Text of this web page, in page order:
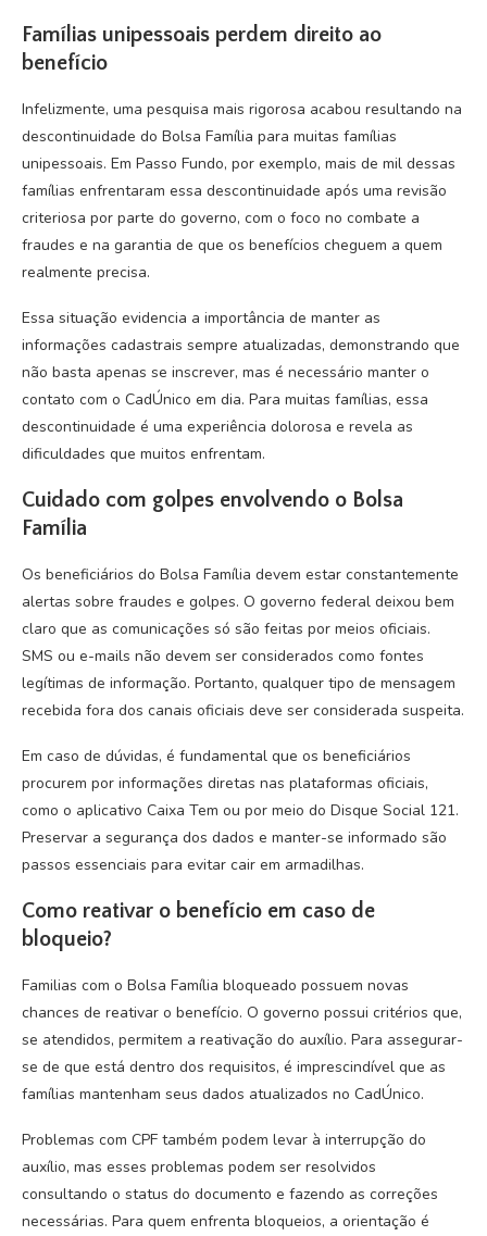
Famílias unipessoais perdem direito ao
benefício
Infelizmente, uma pesquisa mais rigorosa acabou resultando na
descontinuidade do Bolsa Família para muitas famílias
unipessoais. Em Passo Fundo, por exemplo, mais de mil dessas
famílias enfrentaram essa descontinuidade após uma revisão
criteriosa por parte do governo, com o foco no combate a
fraudes e na garantia de que os benefícios cheguem a quem
realmente precisa.
Essa situação evidencia a importância de manter as
informações cadastrais sempre atualizadas, demonstrando que
não basta apenas se inscrever, mas é necessário manter o
contato com o CadÚnico em dia. Para muitas famílias, essa
descontinuidade é uma experiência dolorosa e revela as
dificuldades que muitos enfrentam.
Cuidado com golpes envolvendo o Bolsa
Família
Os beneficiários do Bolsa Família devem estar constantemente
alertas sobre fraudes e golpes. O governo federal deixou bem
claro que as comunicações só são feitas por meios oficiais.
SMS ou e-mails não devem ser considerados como fontes
legítimas de informação. Portanto, qualquer tipo de mensagem
recebida fora dos canais oficiais deve ser considerada suspeita.
Em caso de dúvidas, é fundamental que os beneficiários
procurem por informações diretas nas plataformas oficiais,
como o aplicativo Caixa Tem ou por meio do Disque Social 121.
Preservar a segurança dos dados e manter-se informado são
passos essenciais para evitar cair em armadilhas.
Como reativar o benefício em caso de
bloqueio?
Familias com o Bolsa Família bloqueado possuem novas
chances de reativar o benefício. O governo possui critérios que,
se atendidos, permitem a reativação do auxílio. Para assegurar-
se de que está dentro dos requisitos, é imprescindível que as
famílias mantenham seus dados atualizados no CadÚnico.
Problemas com CPF também podem levar à interrupção do
auxílio, mas esses problemas podem ser resolvidos
consultando o status do documento e fazendo as correções
necessárias. Para quem enfrenta bloqueios, a orientação é